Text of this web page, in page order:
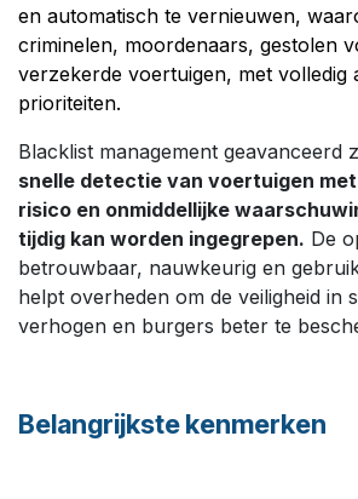
en automatisch te vernieuwen,
criminelen, moordenaars, gestolen
verzekerde voertuigen, met volledig
prioriteiten.
Blacklist management geavanceerd
snelle detectie van voertuigen
risico en onmiddellijke
tijdig kan worden ingegrepen. De
betrouwbaar, nauwkeurig en
helpt overheden om de veiligheid in
verhogen en burgers beter te
Belangrijkste kenmerken​